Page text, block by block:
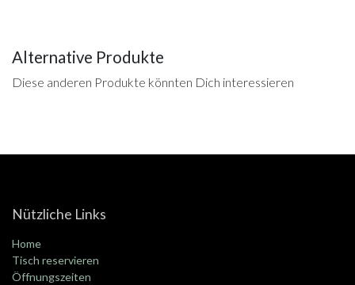
Alternative Produkte
Diese anderen Produkte könnten Dich interessieren
Nützliche Links
Home
Tisch reservieren
Öffnungszeiten